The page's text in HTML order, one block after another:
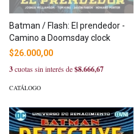
Batman / Flash: El prendedor -
Camino a Doomsday clock
$26.000,00
3cuotas sin interés de$8.666,67
CATÁLOGO